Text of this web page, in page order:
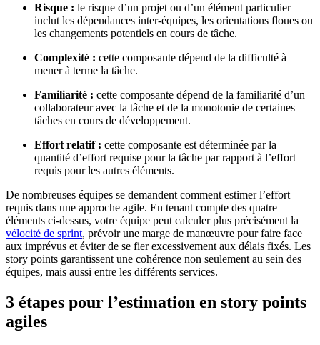
Risque : le risque d’un projet ou d’un élément particulier
inclut les dépendances inter-équipes, les orientations floues ou
les changements potentiels en cours de tâche.
Complexité : cette composante dépend de la difficulté à
mener à terme la tâche.
Familiarité : cette composante dépend de la familiarité d’un
collaborateur avec la tâche et de la monotonie de certaines
tâches en cours de développement.
Effort relatif : cette composante est déterminée par la
quantité d’effort requise pour la tâche par rapport à l’effort
requis pour les autres éléments.
De nombreuses équipes se demandent comment estimer l’effort
requis dans une approche agile. En tenant compte des quatre
éléments ci-dessus, votre équipe peut calculer plus précisément la
vélocité de sprint, prévoir une marge de manœuvre pour faire face
aux imprévus et éviter de se fier excessivement aux délais fixés. Les
story points garantissent une cohérence non seulement au sein des
équipes, mais aussi entre les différents services.
3 étapes pour l’estimation en story points
agiles